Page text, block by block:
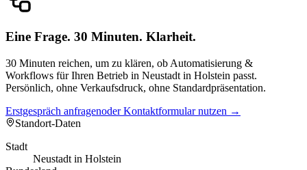
Eine Frage. 30 Minuten. Klarheit.
30 Minuten reichen, um zu klären, ob Automatisierung &
Workflows für Ihren Betrieb in Neustadt in Holstein passt.
Persönlich, ohne Verkaufsdruck, ohne Standardpräsentation.
Erstgespräch anfragenoder Kontaktformular nutzen →
Standort-Daten
Stadt
Neustadt in Holstein